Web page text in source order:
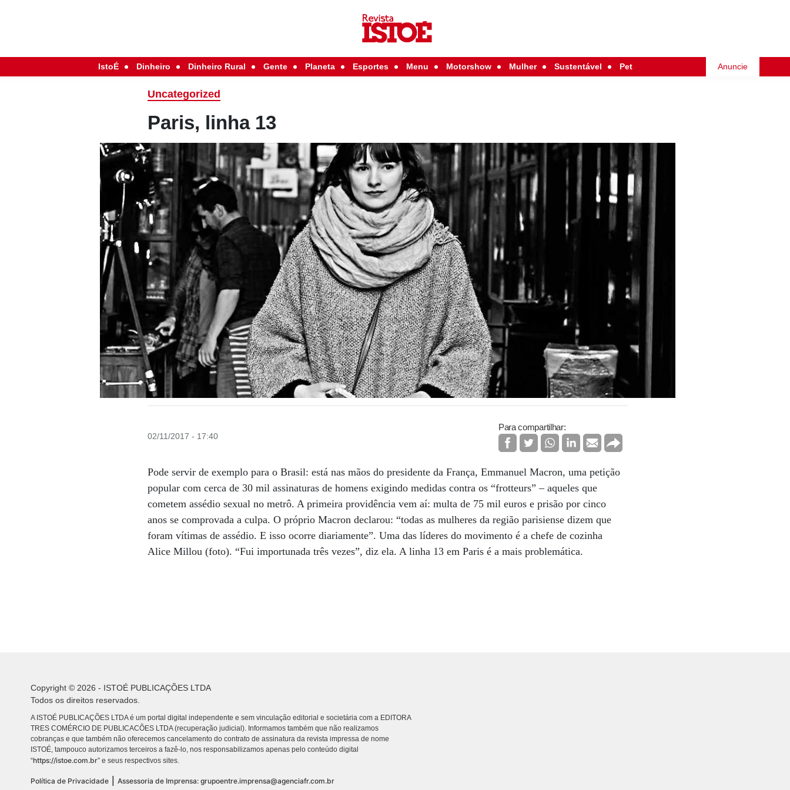
IstoÉ Dinheiro Dinheiro Rural Gente Planeta Esportes Menu Motorshow Mulher Sustentável Pet Anuncie
Uncategorized
Paris, linha 13
02/11/2017 - 17:40
Para compartilhar:
Pode servir de exemplo para o Brasil: está nas mãos do presidente da França, Emmanuel Macron, uma petição
popular com cerca de 30 mil assinaturas de homens exigindo medidas contra os “frotteurs” – aqueles que
cometem assédio sexual no metrô. A primeira providência vem aí: multa de 75 mil euros e prisão por cinco
anos se comprovada a culpa. O próprio Macron declarou: “todas as mulheres da região parisiense dizem que
foram vítimas de assédio. E isso ocorre diariamente”. Uma das líderes do movimento é a chefe de cozinha
Alice Millou (foto). “Fui importunada três vezes”, diz ela. A linha 13 em Paris é a mais problemática.
Copyright © 2026 - ISTOÉ PUBLICAÇÕES LTDA
Todos os direitos reservados.
A ISTOÉ PUBLICAÇÕES LTDA é um portal digital independente e sem vinculação editorial e societária com a EDITORA
TRES COMÉRCIO DE PUBLICACÕES LTDA (recuperação judicial). Informamos também que não realizamos
cobranças e que também não oferecemos cancelamento do contrato de assinatura da revista impressa de nome
ISTOÉ, tampouco autorizamos terceiros a fazê-lo, nos responsabilizamos apenas pelo conteúdo digital
“https://istoe.com.br” e seus respectivos sites.
Política de Privacidade Assessoria de Imprensa: grupoentre.imprensa@agenciafr.com.br